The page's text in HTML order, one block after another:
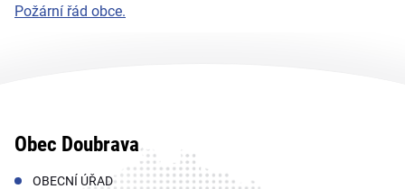
Požární řád obce.
Obec Doubrava
OBECNÍ ÚŘAD